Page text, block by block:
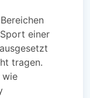
einer
tragen.
wie